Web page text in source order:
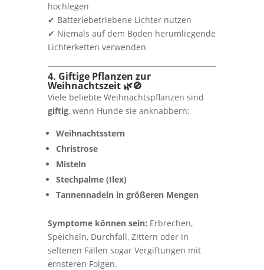
hochlegen
✔ Batteriebetriebene Lichter nutzen
✔ Niemals auf dem Boden herumliegende
Lichterketten verwenden
4. Giftige Pflanzen zur
Weihnachtszeit 🌿🚫
Viele beliebte Weihnachtspflanzen sind
giftig, wenn Hunde sie anknabbern:
Weihnachtsstern
Christrose
Misteln
Stechpalme (Ilex)
Tannennadeln in größeren Mengen
Symptome können sein: Erbrechen,
Speicheln, Durchfall, Zittern oder in
seltenen Fällen sogar Vergiftungen mit
ernsteren Folgen.